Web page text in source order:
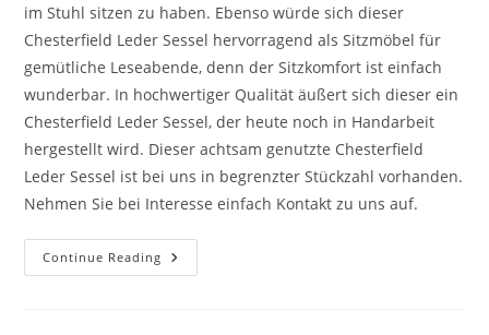
im Stuhl sitzen zu haben. Ebenso würde sich dieser
Chesterfield Leder Sessel hervorragend als Sitzmöbel für
gemütliche Leseabende, denn der Sitzkomfort ist einfach
wunderbar. In hochwertiger Qualität äußert sich dieser ein
Chesterfield Leder Sessel, der heute noch in Handarbeit
hergestellt wird. Dieser achtsam genutzte Chesterfield
Leder Sessel ist bei uns in begrenzter Stückzahl vorhanden.
Nehmen Sie bei Interesse einfach Kontakt zu uns auf.
Continue Reading